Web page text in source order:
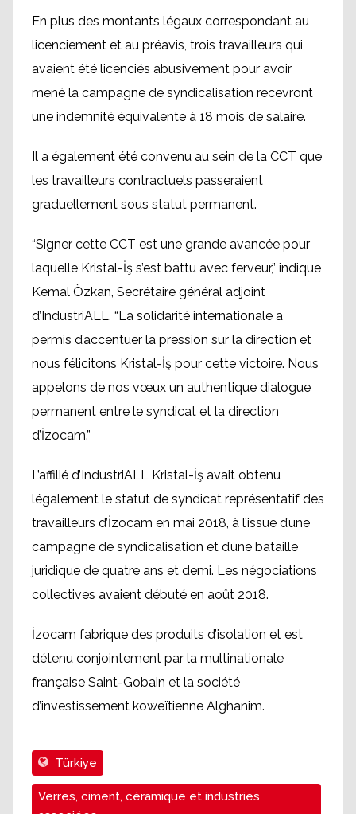
En plus des montants légaux correspondant au
licenciement et au préavis, trois travailleurs qui
avaient été licenciés abusivement pour avoir
mené la campagne de syndicalisation recevront
une indemnité équivalente à 18 mois de salaire.
Il a également été convenu au sein de la CCT que
les travailleurs contractuels passeraient
graduellement sous statut permanent.
“Signer cette CCT est une grande avancée pour
laquelle Kristal-İş s’est battu avec ferveur,” indique
Kemal Özkan, Secrétaire général adjoint
d’IndustriALL. “La solidarité internationale a
permis d’accentuer la pression sur la direction et
nous félicitons Kristal-İş pour cette victoire. Nous
appelons de nos vœux un authentique dialogue
permanent entre le syndicat et la direction
d’İzocam.”
L’affilié d’IndustriALL Kristal-İş avait obtenu
légalement le statut de syndicat représentatif des
travailleurs d’İzocam en mai 2018, à l’issue d’une
campagne de syndicalisation et d’une bataille
juridique de quatre ans et demi. Les négociations
collectives avaient débuté en août 2018.
İzocam fabrique des produits d’isolation et est
détenu conjointement par la multinationale
française Saint-Gobain et la société
d’investissement koweïtienne Alghanim.
Türkiye
Verres, ciment, céramique et industries